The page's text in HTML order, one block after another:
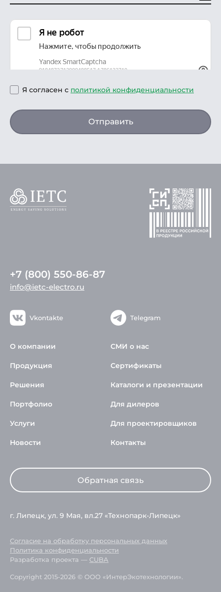
Я согласен с политикой конфиденциальности
Отправить
+7 (800) 550-86-87
info@ietc-electro.ru
Vkontakte Telegram
О компании
Продукция
Решения
Портфолио
Услуги
Новости
СМИ о нас
Сертификаты
Каталоги и презентации
Для дилеров
Для проектировщиков
Контакты
Обратная связь
г. Липецк, ул. 9 Мая, вл.27 «Технопарк-Липецк»
Согласие на обработку персональных данных
Политика конфиденциальности
Разработка проекта — CUBA
Copyright 2015-2026 © ООО «ИнтерЭкотехнологии».